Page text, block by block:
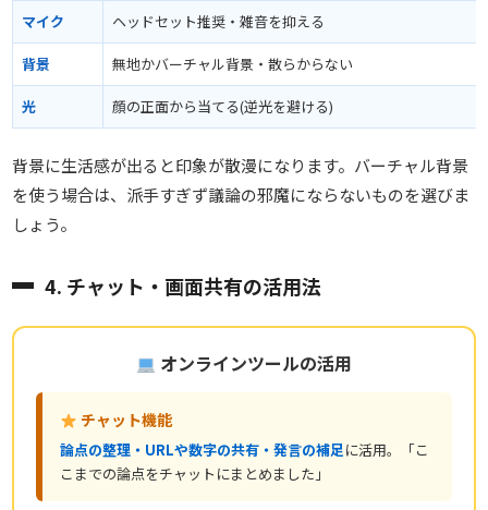
マイク ヘッドセット推奨・雑音を抑える
背景 無地かバーチャル背景・散らからない
光 顔の正面から当てる(逆光を避ける)
背景に生活感が出ると印象が散漫になります。バーチャル背景
を使う場合は、派手すぎず議論の邪魔にならないものを選びま
しょう。
4. チャット・画面共有の活用法
オンラインツールの活用
チャット機能
論点の整理・URLや数字の共有・発言の補足に活用。「こ
こまでの論点をチャットにまとめました」